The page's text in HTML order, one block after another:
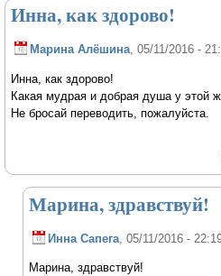
Инна, как здорово!
Марина Алёшина , 05/11/2016 -
Инна, как здорово!
Какая мудрая и добрая душа у этой
Не бросай переводить, пожалуйста.
Марина, здравствуй!
Инна Сапега , 05/11/2016 -
Марина, здравствуй!